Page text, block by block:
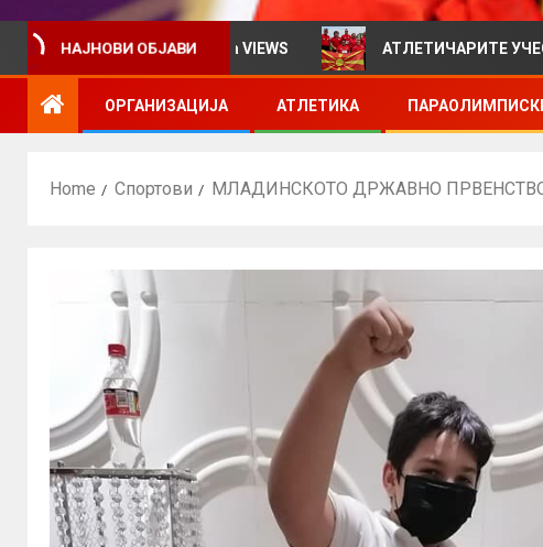
НАЈНОВИ ОБЈАВИ
билтен за VIEWS АТЛЕТИЧАРИТЕ УЧЕСТВУВААТ
ОРГАНИЗАЦИЈА АТЛЕТИКА
Home Спортови МЛАДИНСКОТО ДРЖАВНО ПРВЕНСТВО